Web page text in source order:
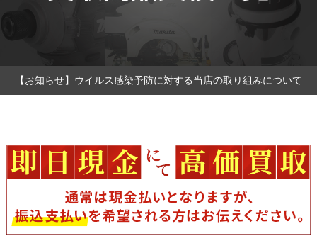
【お知らせ】ウイルス感染予防に対する当店の取り組みについて